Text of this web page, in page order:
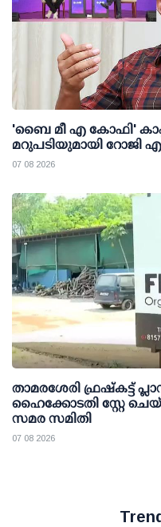
'ബൈ മീ എ കോഫി'
മറുപടിയുമായി റോജി
07 08 2026
താമരശേരി ഫ്രഷ്കട്ട്
ഹൈക്കോടതി സ്റ്റേ
സമര സമിതി
07 08 2026